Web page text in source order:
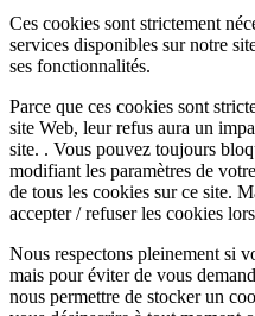
Ces cookies sont strictement
services disponibles sur notre
ses fonctionnalités.
Parce que ces cookies sont
site Web, leur refus aura un
site. . Vous pouvez toujours
modifiant les paramètres de
de tous les cookies sur ce site.
accepter / refuser les cookies
Nous respectons pleinement si
mais pour éviter de vous
nous permettre de stocker un